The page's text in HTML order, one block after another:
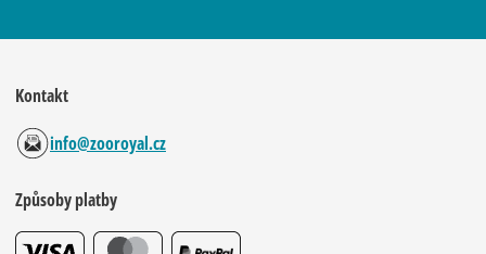
Kontakt
info@zooroyal.cz
Způsoby platby